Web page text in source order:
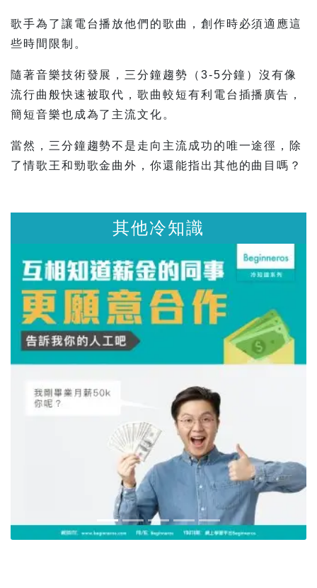
歌手為了讓電台播放他們的歌曲，創作時必須適應這
些時間限制。
隨著音樂技術發展，三分鐘趨勢（3-5分鐘）沒有像
流行曲般快速被取代，歌曲較短有利電台插播廣告，
簡短音樂也成為了主流文化。
當然，三分鐘趨勢不是走向主流成功的唯一途徑，除
了情歌王和勁歌金曲外，你還能指出其他的曲目嗎？